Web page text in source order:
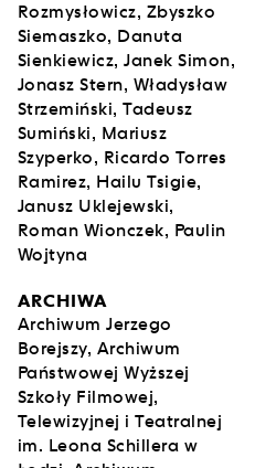
Rozmysłowicz, Zbyszko
Siemaszko, Danuta
Sienkiewicz, Janek Simon,
Jonasz Stern, Władysław
Strzemiński, Tadeusz
Sumiński, Mariusz
Szyperko, Ricardo Torres
Ramirez, Hailu Tsigie,
Janusz Uklejewski,
Roman Wionczek, Paulin
Wojtyna
ARCHIWA
Archiwum Jerzego
Borejszy, Archiwum
Państwowej Wyższej
Szkoły Filmowej,
Telewizyjnej i Teatralnej
im. Leona Schillera w